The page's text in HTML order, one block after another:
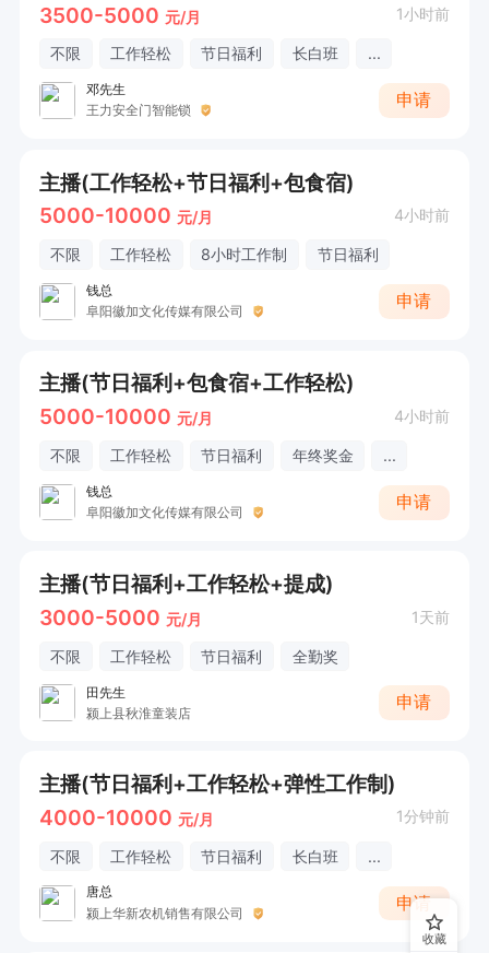
3500-5000 元/月 1小时前
不限 工作轻松 节日福利 长白班 ...
邓先生
王力安全门智能锁
申请
主播(工作轻松+节日福利+包食宿)
5000-10000 元/月 4小时前
不限 工作轻松 8小时工作制 节日福利
钱总
阜阳徽加文化传媒有限公司
申请
主播(节日福利+包食宿+工作轻松)
5000-10000 元/月 4小时前
不限 工作轻松 节日福利 年终奖金 ...
钱总
阜阳徽加文化传媒有限公司
申请
主播(节日福利+工作轻松+提成)
3000-5000 元/月 1天前
不限 工作轻松 节日福利 全勤奖
田先生
颍上县秋淮童装店
申请
主播(节日福利+工作轻松+弹性工作制)
4000-10000 元/月 1分钟前
不限 工作轻松 节日福利 长白班 ...
唐总
颍上华新农机销售有限公司
申请
收藏